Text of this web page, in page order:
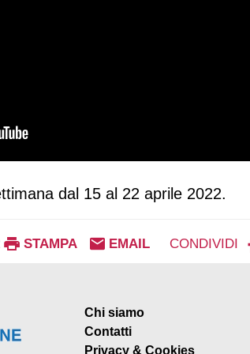
dal 15 al 22 aprile 2022.
STAMPA EMAIL CONDIVIDI
Chi siamo
Contatti
Privacy & Cookies